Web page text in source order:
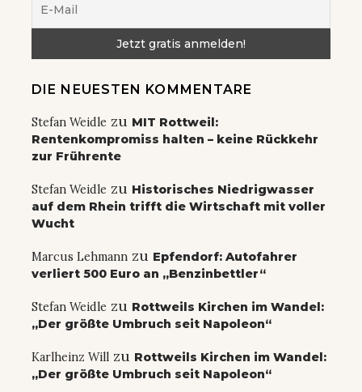
DIE NEUESTEN KOMMENTARE
Stefan Weidle zu MIT Rottweil:
Rentenkompromiss halten – keine Rückkehr
zur Frührente
Stefan Weidle zu Historisches Niedrigwasser
auf dem Rhein trifft die Wirtschaft mit voller
Wucht
Marcus Lehmann zu Epfendorf: Autofahrer
verliert 500 Euro an „Benzinbettler“
Stefan Weidle zu Rottweils Kirchen im Wandel:
„Der größte Umbruch seit Napoleon“
Karlheinz Will zu Rottweils Kirchen im Wandel:
„Der größte Umbruch seit Napoleon“